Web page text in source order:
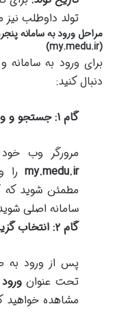
تولد داوطلب نیز
مراحل ورود به سامانه
(my.medu.ir)
برای ورود به سامانه
دنبال کنید:
گام ۱: جستجو و ورود به آدرس my.medu.ir
مرورگر وب
my.medu.ir
مطمئن شوید که
سامانه اصلی
گام ۲: انتخاب گزینه ورود از طریق درگاه دولت من
پس از ورود به
تحت عنوان
مشاهده خواهید